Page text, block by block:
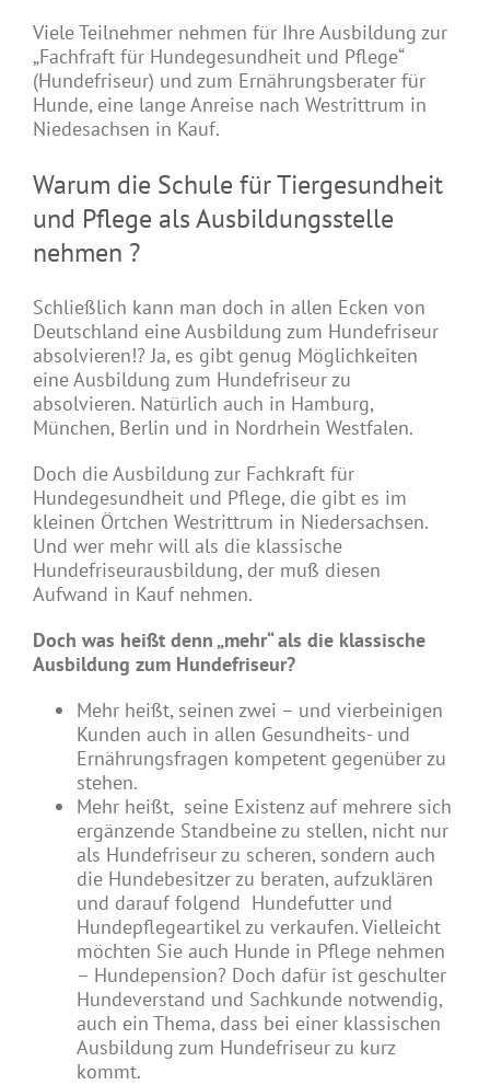
Viele Teilnehmer nehmen für Ihre Ausbildung zur
„Fachfraft für Hundegesundheit und Pflege“
(Hundefriseur) und zum Ernährungsberater für
Hunde, eine lange Anreise nach Westrittrum in
Niedesachsen in Kauf.
Warum die Schule für Tiergesundheit
und Pflege als Ausbildungsstelle
nehmen ?
Schließlich kann man doch in allen Ecken von
Deutschland eine Ausbildung zum Hundefriseur
absolvieren!? Ja, es gibt genug Möglichkeiten
eine Ausbildung zum Hundefriseur zu
absolvieren. Natürlich auch in Hamburg,
München, Berlin und in Nordrhein Westfalen.
Doch die Ausbildung zur Fachkraft für
Hundegesundheit und Pflege, die gibt es im
kleinen Örtchen Westrittrum in Niedersachsen.
Und wer mehr will als die klassische
Hundefriseurausbildung, der muß diesen
Aufwand in Kauf nehmen.
Doch was heißt denn „mehr“ als die klassische
Ausbildung zum Hundefriseur?
Mehr heißt, seinen zwei – und vierbeinigen
Kunden auch in allen Gesundheits- und
Ernährungsfragen kompetent gegenüber zu
stehen.
Mehr heißt, seine Existenz auf mehrere sich
ergänzende Standbeine zu stellen, nicht nur
als Hundefriseur zu scheren, sondern auch
die Hundebesitzer zu beraten, aufzuklären
und darauf folgend Hundefutter und
Hundepflegeartikel zu verkaufen. Vielleicht
möchten Sie auch Hunde in Pflege nehmen
– Hundepension? Doch dafür ist geschulter
Hundeverstand und Sachkunde notwendig,
auch ein Thema, dass bei einer klassischen
Ausbildung zum Hundefriseur zu kurz
kommt.